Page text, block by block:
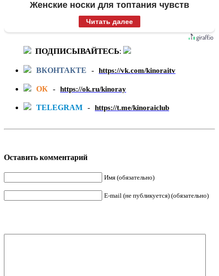
Женские носки для топтания чувств
Читать далее
ПОДПИСЫВАЙТЕСЬ:
ВКОНТАКТЕ - https://vk.com/kinoraitv
ОК - https://ok.ru/kinoray
TELEGRAM - https://t.me/kinoraiclub
Оставить комментарий
Имя (обязательно)
E-mail (не публикуется) (обязательно)